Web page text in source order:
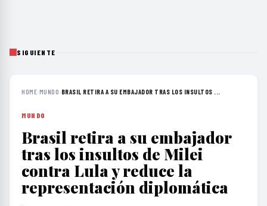
SIGUIENTE
HOME›MUNDO› BRASIL RETIRA A SU EMBAJADOR TRAS LOS INSULTOS ...
MUNDO
Brasil retira a su embajador
tras los insultos de Milei
contra Lula y reduce la
representación diplomática